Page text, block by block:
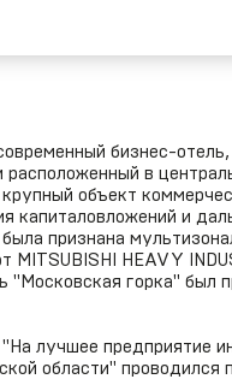
бизнес-
в
объект
капиталовложений и
признана
MITSUBISHI HEAVY
"Московская горка" был
лучшее предприятие
области" проводился